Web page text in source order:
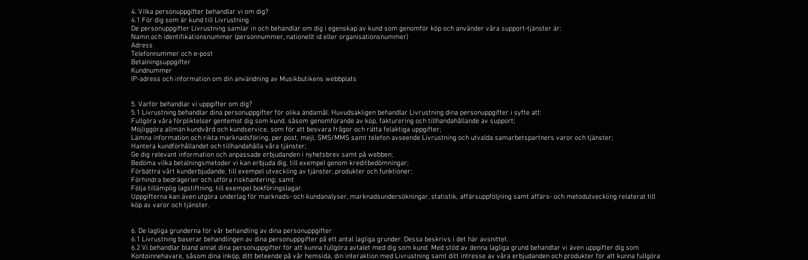
4. Vilka personuppgifter behandlar vi om dig?
4.1 För dig som är kund till Livrustning
De personuppgifter Livrustning samlar in och behandlar om dig i egenskap av kund som genomför köp och använder våra support-tjänster är:
Namn och identifikationsnummer (personnummer, nationellt id eller organisationsnummer)
Adress
Telefonnummer och e-post
Betalningsuppgifter
Kundnummer
IP-adress och information om din användning av Musikbutikens webbplats
5. Varför behandlar vi uppgifter om dig?
5.1 Livrustning behandlar dina personuppgifter för olika ändamål. Huvudsakligen behandlar Livrustning dina personuppgifter i syfte att:
Fullgöra våra förpliktelser gentemot dig som kund, såsom genomförande av köp, fakturering och tillhandahållande av support;
Möjliggöra allmän kundvård och kundservice, som för att besvara frågor och rätta felaktiga uppgifter;
Lämna information och rikta marknadsföring, per post, mejl, SMS/MMS samt telefon avseende Livrustning och utvalda samarbetspartners varor och tjänster;
Hantera kundförhållandet och tillhandahålla våra tjänster;
Ge dig relevant information och anpassade erbjudanden i nyhetsbrev samt på webben;
Bedöma vilka betalningsmetoder vi kan erbjuda dig, till exempel genom kreditbedömningar;
Förbättra vårt kunderbjudande, till exempel utveckling av tjänster, produkter och funktioner;
Förhindra bedrägerier och utföra riskhantering; samt
Följa tillämplig lagstiftning, till exempel bokföringslagar.
Uppgifterna kan även utgöra underlag för marknads- och kundanalyser, marknadsundersökningar, statistik, affärsuppföljning samt affärs- och metodutveckling relaterat till
köp av varor och tjänster.
6. De lagliga grunderna för vår behandling av dina personuppgifter
6.1 Livrustning baserar behandlingen av dina personuppgifter på ett antal lagliga grunder. Dessa beskrivs i det här avsnittet.
6.2 Vi behandlar bland annat dina personuppgifter för att kunna fullgöra avtalet med dig som kund Med stöd av denna lagliga grund behandlar vi även uppgifter dig som
Kontoinnehavare, såsom dina inköp, ditt beteende på vår hemsida, din interaktion med Livrustning samt ditt intresse av våra erbjudanden och produkter för att kunna fullgöra